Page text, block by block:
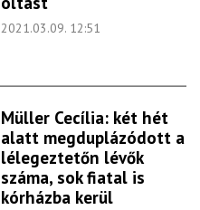
2021.03.09. 12:51
Müller Cecília: két hét
alatt megduplázódott a
lélegeztetőn lévők
száma, sok fiatal is
kórházba kerül